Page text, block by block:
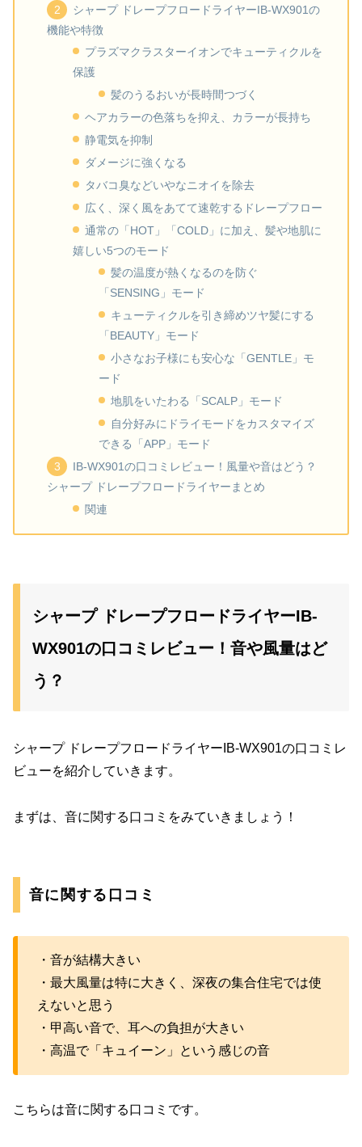
シャープ ドレープフロードライヤーIB-WX901の
機能や特徴
プラズマクラスターイオンでキューティクルを
保護
髪のうるおいが長時間つづく
ヘアカラーの色落ちを抑え、カラーが長持ち
静電気を抑制
ダメージに強くなる
タバコ臭などいやなニオイを除去
広く、深く風をあてて速乾するドレープフロー
通常の「HOT」「COLD」に加え、髪や地肌に
嬉しい5つのモード
髪の温度が熱くなるのを防ぐ
「SENSING」モード
キューティクルを引き締めツヤ髪にする
「BEAUTY」モード
小さなお子様にも安心な「GENTLE」モ
ード
地肌をいたわる「SCALP」モード
自分好みにドライモードをカスタマイズ
できる「APP」モード
IB-WX901の口コミレビュー！風量や音はどう？
シャープ ドレープフロードライヤーまとめ
関連
シャープ ドレープフロードライヤーIB-
WX901の口コミレビュー！音や風量はど
う？
シャープ ドレープフロードライヤーIB-WX901の口コミレ
ビューを紹介していきます。
まずは、音に関する口コミをみていきましょう！
音に関する口コミ
・音が結構大きい
・最大風量は特に大きく、深夜の集合住宅では使
えないと思う
・甲高い音で、耳への負担が大きい
・高温で「キュイーン」という感じの音
こちらは音に関する口コミです。